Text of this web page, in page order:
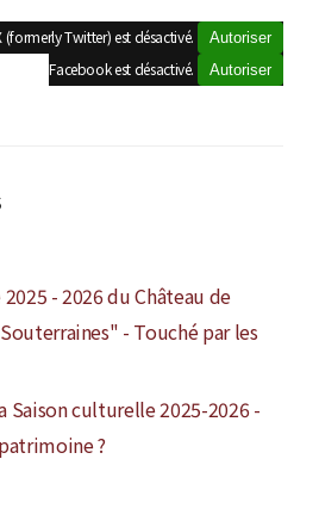
(formerly Twitter) est désactivé. Autoriser
Facebook est désactivé. Autoriser
- 2026 du Château de
- Touché par les
Saison culturelle 2025-2026 -
?